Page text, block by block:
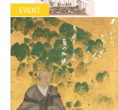
EVENT